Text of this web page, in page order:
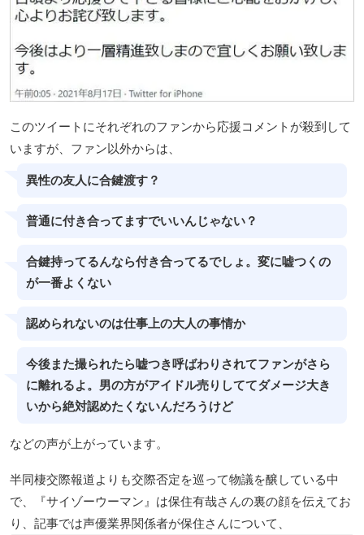
このツイートにそれぞれのファンから応援コメントが殺到して
いますが、ファン以外からは、
異性の友人に合鍵渡す？
普通に付き合ってますでいいんじゃない？
合鍵持ってるんなら付き合ってるでしょ。変に嘘つくの
が一番よくない
認められないのは仕事上の大人の事情か
今後また撮られたら嘘つき呼ばわりされてファンがさら
に離れるよ。男の方がアイドル売りしててダメージ大き
いから絶対認めたくないんだろうけど
などの声が上がっています。
半同棲交際報道よりも交際否定を巡って物議を醸している中
で、『サイゾーウーマン』は保住有哉さんの裏の顔を伝えてお
り、記事では声優業界関係者が保住さんについて、